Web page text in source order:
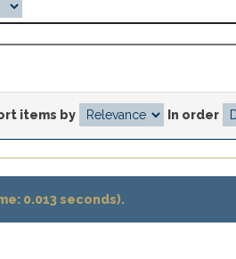
items by In order
0.013 seconds).